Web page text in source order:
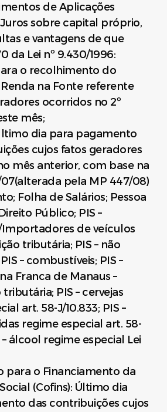
de Aplicações
Juros sobre capital próprio,
e vantagens de que
da Lei nº 9.430/1996:
o recolhimento do
na Fonte referente
ocorridos no 2º
mês;
dia para pagamento
cujos fatos geradores
mês anterior, com base na
07(alterada pela MP 447/08)
Folha de Salários; Pessoa
Público; PIS –
Importadores de veículos
tributária; PIS – não
– combustíveis; PIS –
Franca de Manaus –
PIS – cervejas
art. 58-J/10.833; PIS –
regime especial art. 58-
– álcool regime especial Lei
para o Financiamento da
(Cofins): Último dia
das contribuições cujos